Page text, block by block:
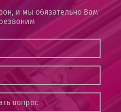
и мы обязательно Вам